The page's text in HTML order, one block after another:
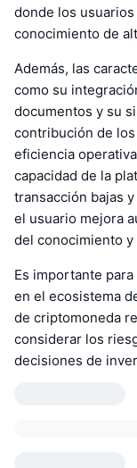
donde los
conocimiento de
Además, las
como su
documentos y su
contribución de
eficiencia
capacidad de la
transacción bajas
el usuario mejora
del conocimiento
Es importante
en el ecosistema
de criptomoneda
considerar los
decisiones de